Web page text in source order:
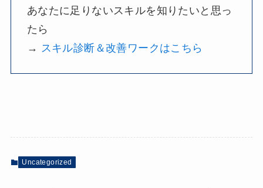
あなたに足りないスキルを知りたいと思っ
たら
→ スキル診断＆改善ワークはこちら
Uncategorized